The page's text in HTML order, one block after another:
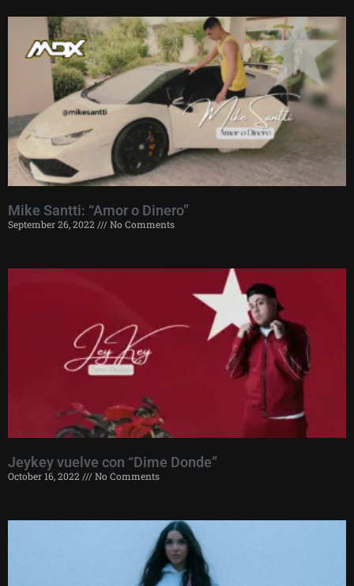
Mike Santti: “Amor o Dinero”
September 26, 2022 No Comments
Jeykey vuelve con “Dime Donde”
October 16, 2022 No Comments